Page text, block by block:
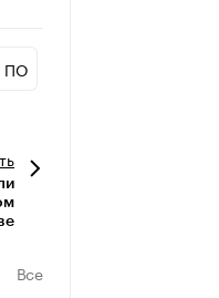
ПО
Все